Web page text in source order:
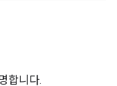
합니다.